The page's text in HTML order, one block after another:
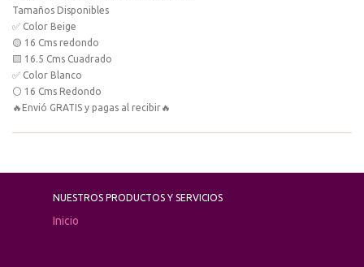
Tamaños Disponibles
✅ Color Beige
🟡 16 Cms redondo
🟨 16.5 Cms Cuadrado
✅ Color Blanco
⚪ 16 Cms Redondo
🔥Envió GRATIS y pagas al recibir🔥
NUESTROS PRODUCTOS Y SERVICIOS
Inicio